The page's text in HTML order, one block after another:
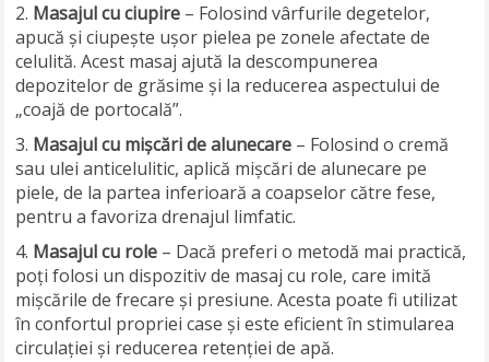
Masajul cu ciupire – Folosind vârfurile degetelor,
apucă și ciupește ușor pielea pe zonele afectate de
celulită. Acest masaj ajută la descompunerea
depozitelor de grăsime și la reducerea aspectului de
„coajă de portocală”.
Masajul cu mișcări de alunecare – Folosind o cremă
sau ulei anticelulitic, aplică mișcări de alunecare pe
piele, de la partea inferioară a coapselor către fese,
pentru a favoriza drenajul limfatic.
Masajul cu role – Dacă preferi o metodă mai practică,
poți folosi un dispozitiv de masaj cu role, care imită
mișcările de frecare și presiune. Acesta poate fi utilizat
în confortul propriei case și este eficient în stimularea
circulației și reducerea retenției de apă.